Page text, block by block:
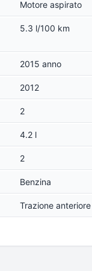
Motore aspirato
5.3 l/100 km
2015 anno
2012
2
4.2 l
2
Benzina
Trazione anteriore